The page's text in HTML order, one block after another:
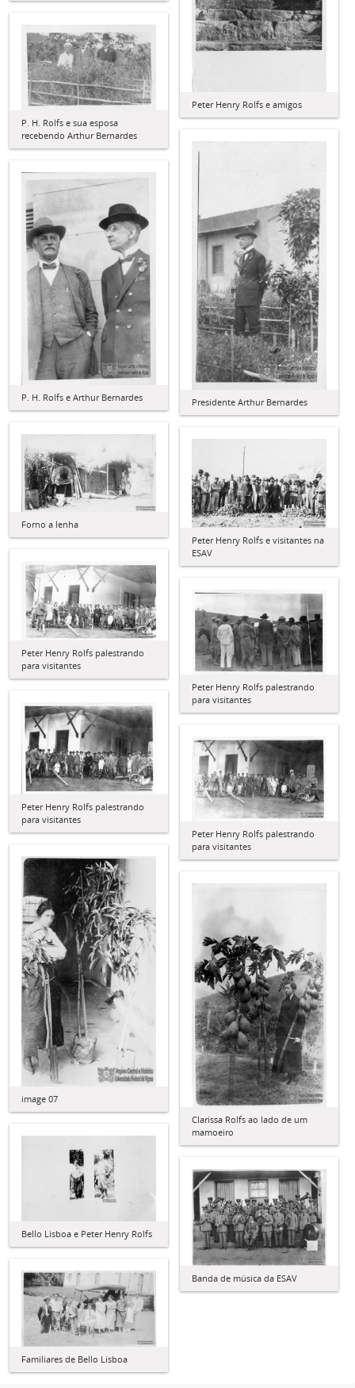
Peter Henry Rolfs e amigos
P. H. Rolfs e sua esposa
recebendo Arthur Bernardes
Presidente Arthur Bernardes
P. H. Rolfs e Arthur Bernardes
Forno a lenha
Peter Henry Rolfs e visitantes na
ESAV
Peter Henry Rolfs palestrando
para visitantes
Peter Henry Rolfs palestrando
para visitantes
Peter Henry Rolfs palestrando
para visitantes
Peter Henry Rolfs palestrando
para visitantes
image 07
Clarissa Rolfs ao lado de um
mamoeiro
Bello Lisboa e Peter Henry Rolfs
Banda de música da ESAV
Familiares de Bello Lisboa